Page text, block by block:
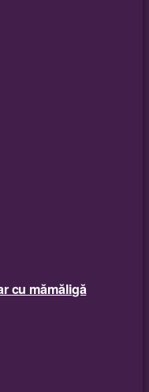
cu mămăligă